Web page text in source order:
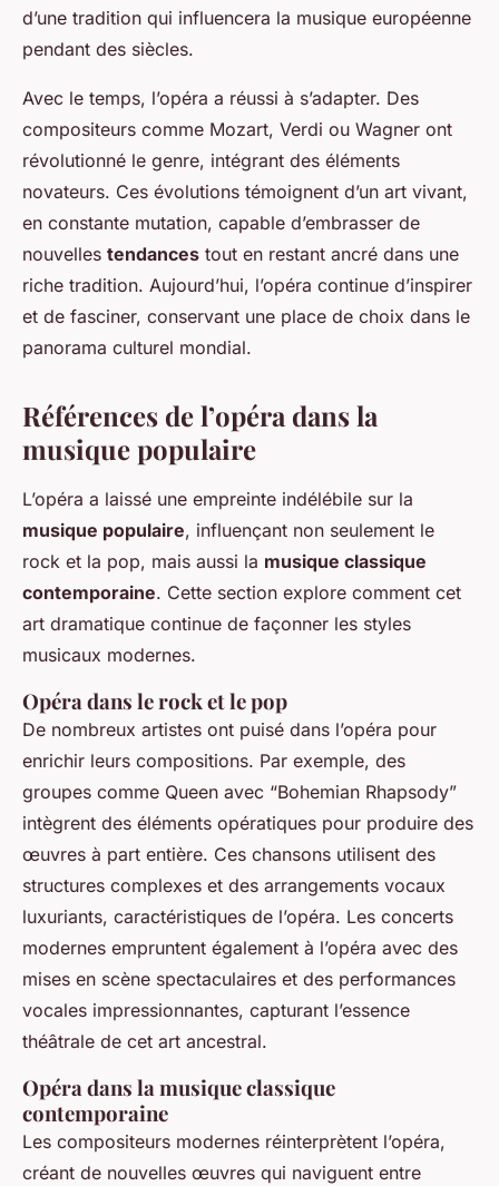
d’une tradition qui influencera la musique européenne
pendant des siècles.
Avec le temps, l’opéra a réussi à s’adapter. Des
compositeurs comme Mozart, Verdi ou Wagner ont
révolutionné le genre, intégrant des éléments
novateurs. Ces évolutions témoignent d’un art vivant,
en constante mutation, capable d’embrasser de
nouvelles tendances tout en restant ancré dans une
riche tradition. Aujourd’hui, l’opéra continue d’inspirer
et de fasciner, conservant une place de choix dans le
panorama culturel mondial.
Références de l’opéra dans la
musique populaire
L’opéra a laissé une empreinte indélébile sur la
musique populaire, influençant non seulement le
rock et la pop, mais aussi la musique classique
contemporaine. Cette section explore comment cet
art dramatique continue de façonner les styles
musicaux modernes.
Opéra dans le rock et le pop
De nombreux artistes ont puisé dans l’opéra pour
enrichir leurs compositions. Par exemple, des
groupes comme Queen avec “Bohemian Rhapsody”
intègrent des éléments opératiques pour produire des
œuvres à part entière. Ces chansons utilisent des
structures complexes et des arrangements vocaux
luxuriants, caractéristiques de l’opéra. Les concerts
modernes empruntent également à l’opéra avec des
mises en scène spectaculaires et des performances
vocales impressionnantes, capturant l’essence
théâtrale de cet art ancestral.
Opéra dans la musique classique
contemporaine
Les compositeurs modernes réinterprètent l’opéra,
créant de nouvelles œuvres qui naviguent entre